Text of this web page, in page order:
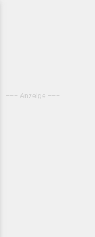
+++ Anzeige +++